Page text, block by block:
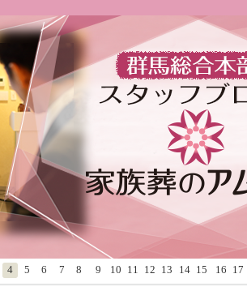
4 5 6 7 8 9 10 11 12 13 14 15 16 17